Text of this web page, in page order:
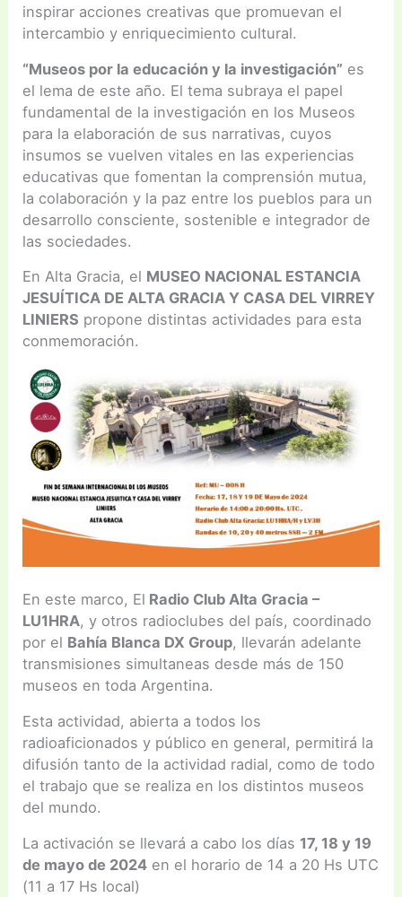
inspirar acciones creativas que promuevan el
intercambio y enriquecimiento cultural.
“Museos por la educación y la investigación” es
el lema de este año. El tema subraya el papel
fundamental de la investigación en los Museos
para la elaboración de sus narrativas, cuyos
insumos se vuelven vitales en las experiencias
educativas que fomentan la comprensión mutua,
la colaboración y la paz entre los pueblos para un
desarrollo consciente, sostenible e integrador de
las sociedades.
En Alta Gracia, el MUSEO NACIONAL ESTANCIA
JESUÍTICA DE ALTA GRACIA Y CASA DEL VIRREY
LINIERS propone distintas actividades para esta
conmemoración.
En este marco, El Radio Club Alta Gracia –
LU1HRA, y otros radioclubes del país, coordinado
por el Bahía Blanca DX Group, llevarán adelante
transmisiones simultaneas desde más de 150
museos en toda Argentina.
Esta actividad, abierta a todos los
radioaficionados y público en general, permitirá la
difusión tanto de la actividad radial, como de todo
el trabajo que se realiza en los distintos museos
del mundo.
La activación se llevará a cabo los días 17, 18 y 19
de mayo de 2024 en el horario de 14 a 20 Hs UTC
(11 a 17 Hs local)